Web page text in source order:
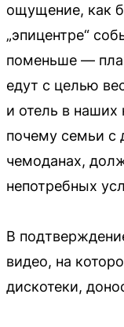
ощущение, как
„эпицентре“
поменьше —
едут с целью
и отель в наших
почему семьи с
чемоданах,
непотребных
В
видео, на
дискотеки,